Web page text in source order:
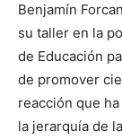
Benjamín
su taller en la
de Educación
de promover
reacción que
la jerarquía de